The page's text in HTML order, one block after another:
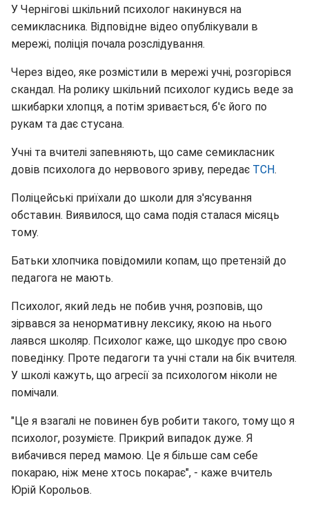
У Чернігові шкільний психолог накинувся на
семикласника. Відповідне відео опублікували в
мережі, поліція почала розслідування.
Через відео, яке розмістили в мережі учні, розгорівся
скандал. На ролику шкільний психолог кудись веде за
шкибарки хлопця, а потім зривається, б'є його по
рукам та дає стусана.
Учні та вчителі запевняють, що саме семикласник
довів психолога до нервового зриву, передає ТСН.
Поліцейські приїхали до школи для з'ясування
обставин. Виявилося, що сама подія сталася місяць
тому.
Батьки хлопчика повідомили копам, що претензій до
педагога не мають.
Психолог, який ледь не побив учня, розповів, що
зірвався за ненормативну лексику, якою на нього
лаявся школяр. Психолог каже, що шкодує про свою
поведінку. Проте педагоги та учні стали на бік вчителя.
У школі кажуть, що агресії за психологом ніколи не
помічали.
"Це я взагалі не повинен був робити такого, тому що я
психолог, розумієте. Прикрий випадок дуже. Я
вибачився перед мамою. Це я більше сам себе
покараю, ніж мене хтось покарає", - каже вчитель
Юрій Корольов.